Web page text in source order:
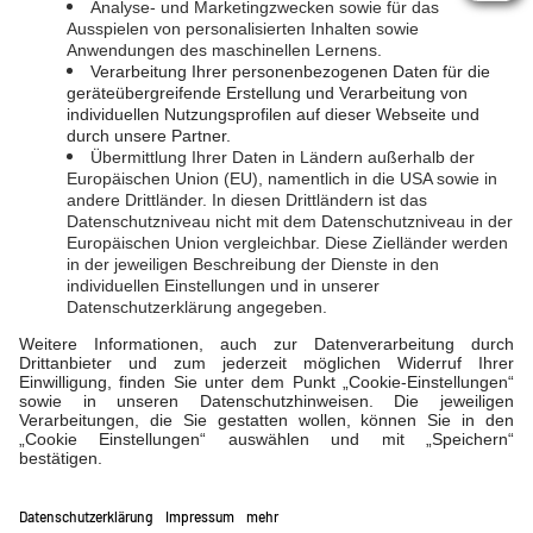
Kontakt
Ansprechpartner­:innen
Suche
Projekte
EVL-Direkt Blog
FAQs
Störungen
Notdienst
Kontakt
Facebook
LINKS
EVL-Direkt
LahnEnergie
Impressum|Datenschutz| Schlichtungsstelle
|Barrierefreiheitserklärung|Cookie-Einstellungen